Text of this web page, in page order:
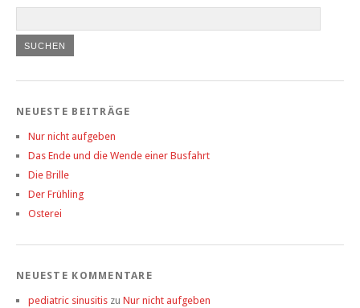
NEUESTE BEITRÄGE
Nur nicht aufgeben
Das Ende und die Wende einer Busfahrt
Die Brille
Der Frühling
Osterei
NEUESTE KOMMENTARE
pediatric sinusitis zu Nur nicht aufgeben